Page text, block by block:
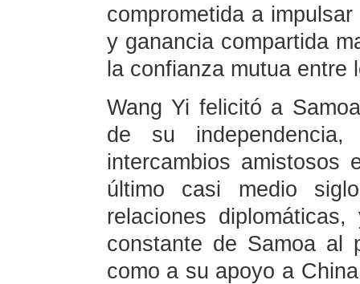
comprometida a
y ganancia compartida
la confianza mutua entre
Wang Yi felicitó a
de su
intercambios amistosos
último casi medio
relaciones
constante de Samoa al
como a su apoyo a